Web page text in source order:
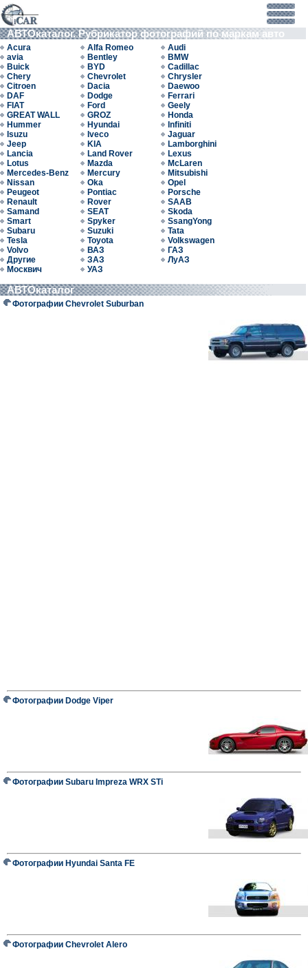
АВТОкаталог. Рубрикатор фотографий по маркам авто
Acura Alfa Romeo
Audi
avia
Bentley
BMW
Buick
BYD
Cadillac
Chery
Chevrolet
Chrysler
Citroen
Dacia
Daewoo
DAF
Dodge
Ferrari
FIAT
Ford
Geely
GREAT WALL
GROZ
Honda
Hummer
Hyundai
Infiniti
Isuzu
Iveco
Jaguar
Jeep
KIA
Lamborghini
Lancia
Land Rover
Lexus
Lotus
Mazda
McLaren
Mercedes-Benz
Mercury
Mitsubishi
Nissan
Oka
Opel
Peugeot
Pontiac
Porsche
Renault
Rover
SAAB
Samand
SEAT
Skoda
Smart
Spyker
SsangYong
Subaru
Suzuki
Tata
Tesla
Toyota
Volkswagen
Volvo
ВАЗ
ГАЗ
Другие
ЗАЗ
ЛуАЗ
Москвич
УАЗ
АВТОкаталог
Фотографии Chevrolet Suburban
Фотографии Dodge Viper
Фотографии Subaru Impreza WRX STi
Фотографии Hyundai Santa FE
Фотографии Chevrolet Alero